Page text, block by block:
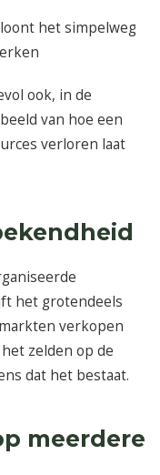
het simpelweg
ook, in de
van hoe een
verloren laat
het grotendeels
verkopen
zelden op de
dat het bestaat.
meerdere